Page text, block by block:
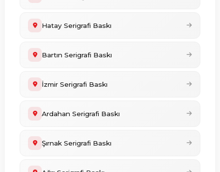
Hatay Serigrafi Baskı
Bartın Serigrafi Baskı
İzmir Serigrafi Baskı
Ardahan Serigrafi Baskı
Şırnak Serigrafi Baskı